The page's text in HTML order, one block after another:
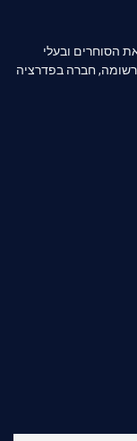
הסוחרים ובעלי
חברה בפדרציה